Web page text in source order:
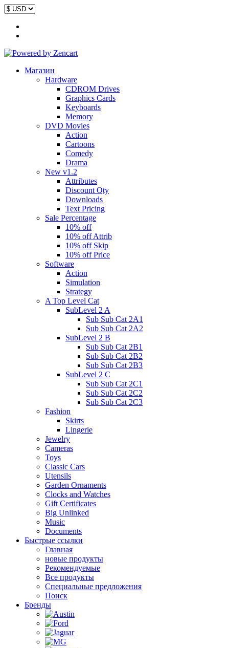
Магазин
Hardware
CDROM Drives
Graphics Cards
Keyboards
Memory
DVD Movies
Action
Cartoons
Comedy
Drama
New v1.2
Attributes
Discount Qty
Downloads
Text Pricing
Sale Percentage
10% off
10% off Attrib
10% off Skip
10% off Price
Software
Action
Simulation
Strategy
A Top Level Cat
SubLevel 2 A
Sub Sub Cat 2A1
Sub Sub Cat 2A2
SubLevel 2 B
Sub Sub Cat 2B1
Sub Sub Cat 2B2
Sub Sub Cat 2B3
SubLevel 2 C
Sub Sub Cat 2C1
Sub Sub Cat 2C2
Sub Sub Cat 2C3
Fashion
Skirts
Lingerie
Jewelry
Cameras
Toys
Classic Cars
Utensils
Garden Ornaments
Clocks and Watches
Gift Certificates
Big Unlinked
Music
Documents
Быстрые ссылки
Главная
новые продукты
Рекомендуемые
Все продукты
Специальные предложения
Поиск
Бренды